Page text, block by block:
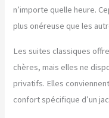
n’importe quelle heure.
plus onéreuse que les
Les suites classiques
chères, mais elles ne
privatifs. Elles
confort spécifique d’un